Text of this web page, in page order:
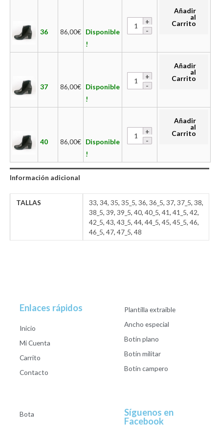
36 86,00€ Disponible
!
Añadir
al
Carrito
37 86,00€ Disponible
!
Añadir
al
Carrito
40 86,00€ Disponible
!
Añadir
al
Carrito
Información adicional
TALLAS 33,34,35,35_5,36,36_5,37,37_5,38,
38_5,39,39_5,40,40_5,41,41_5,42,
42_5,43,43_5,44,44_5,45,45_5,46,
46_5,47,47_5,48
Enlaces rápidos
Inicio
Mi Cuenta
Carrito
Contacto
Plantilla extraible
Ancho especial
Botín plano
Botín militar
Botín campero
Bota
Síguenos en
Facebook